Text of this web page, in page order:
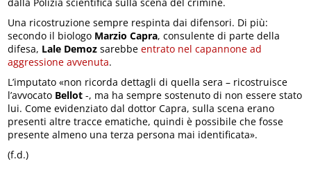
Una ricostruzione sempre respinta dai difensori. Di più:
secondo il biologo Marzio Capra, consulente di parte della
difesa, Lale Demoz sarebbeentrato nel capannone ad
aggressione avvenuta.
L’imputato «non ricorda dettagli di quella sera – ricostruisce
l’avvocato Bellot -, ma ha sempre sostenuto di non essere stato
lui. Come evidenziato dal dottor Capra, sulla scena erano
presenti altre tracce ematiche, quindi è possibile che fosse
presente almeno una terza persona mai identificata».
(f.d.)